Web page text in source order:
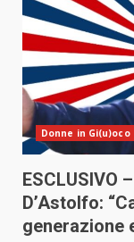
Donne in Gi(u)oco
ESCLUSIVO
D’Astolfo:
generazione